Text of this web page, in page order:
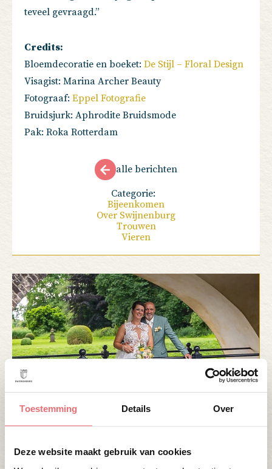
Toestemming Details Over
Deze website maakt gebruik van cookies
teveel gevraagd.”
Credits:
Bloemdecoratie en boeket: De Stijl – Floral Design
Visagist: Marina Archer Beauty
Fotograaf: Eppel Fotografie
Bruidsjurk: Aphrodite Bruidsmode
Pak: Roka Rotterdam
alle berichten
Categorie:
Bijeenkomen
Over Swijnenburg
Trouwen
Vieren
7 OKTOBER 2025
Lees verder